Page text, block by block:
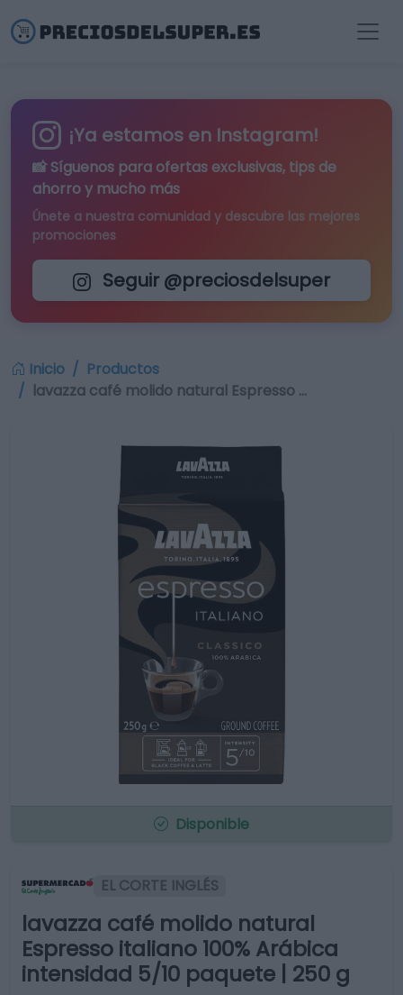
¡Ya estamos en Instagram!
📸 Síguenos para ofertas exclusivas, tips de
ahorro y mucho más
Únete a nuestra comunidad y descubre las mejores
promociones
Seguir @preciosdelsuper
Inicio
Productos
lavazza café molido natural Espresso …
Disponible
EL CORTE INGLÉS
lavazza café molido natural
Espresso italiano 100% Arábica
intensidad 5/10 paquete | 250 g